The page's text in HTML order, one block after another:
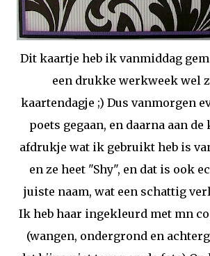
Dit kaartje heb ik vanmiddag
een drukke werkweek wel
kaartendagje ;) Dus vanmorgen
poets gegaan, en daarna aan
afdrukje wat ik gebruikt heb is
en ze heet "Shy", en dat is ook
juiste naam, wat een schattig
Ik heb haar ingekleurd met mn
(wangen, ondergrond en